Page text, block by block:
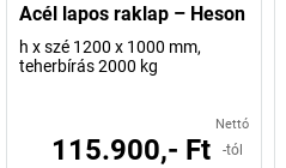
Acél lapos raklap – Heson
h x szé 1200 x 1000 mm,
teherbírás 2000 kg
Nettó
115.900,- Ft -tól